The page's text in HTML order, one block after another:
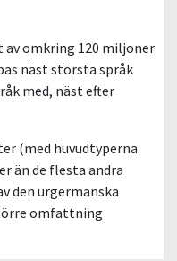
omkring 120 miljoner
näst största språk
med, näst efter
(med huvudtyperna
än de flesta andra
den urgermanska
omfattning